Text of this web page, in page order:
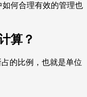
何合理有效的管理也
算？
的比例，也就是单位